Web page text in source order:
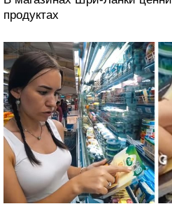
продуктах